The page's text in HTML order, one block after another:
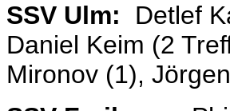
SSV Ulm: Detlef
Daniel Keim (2
Mironov (1),